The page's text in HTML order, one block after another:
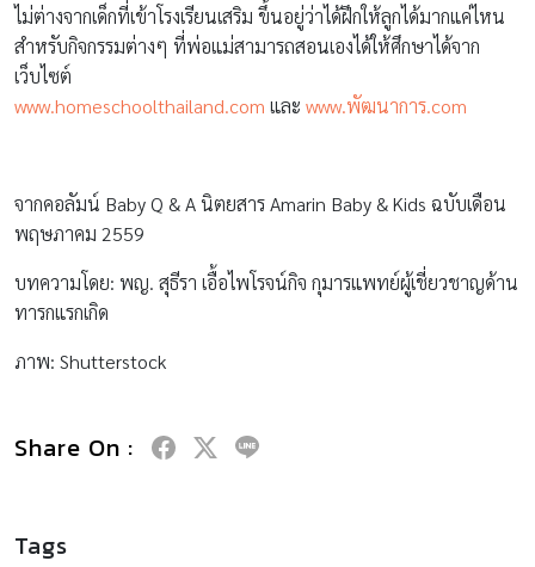
ไม่ต่างจากเด็กที่เข้าโรงเรียนเสริม ขึ้นอยู่ว่าได้ฝึกให้ลูกได้มากแค่ไหน
สำหรับกิจกรรมต่างๆ ที่พ่อแม่สามารถสอนเองได้ให้ศึกษาได้จาก
เว็บไซต์
www.homeschoolthailand.com และ www.พัฒนาการ.com
จากคอลัมน์ Baby Q & A นิตยสาร Amarin Baby & Kids ฉบับเดือน
พฤษภาคม 2559
บทความโดย: พญ. สุธีรา เอื้อไพโรจน์กิจ กุมารแพทย์ผู้เชี่ยวชาญด้าน
ทารกแรกเกิด
ภาพ: Shutterstock
Share On :
Tags